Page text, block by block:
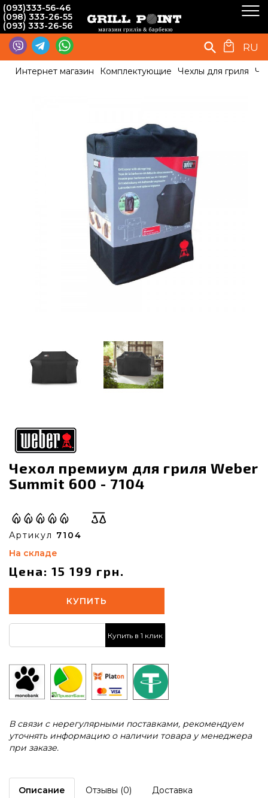
(093)333-56-46
(098) 333-26-55
(093) 333-26-56
RU
Интернет магазин Комплектующие Чехлы для гриля
Чехол премиум для гриля Weber
Summit 600 - 7104
Артикул 7104
На складе
Цена: 15 199 грн.
КУПИТЬ
Купить в 1 клик
В связи с нерегулярными поставками, рекомендуем
уточнять информацию о наличии товара у менеджера
при заказе.
Описание Отзывы (0) Доставка